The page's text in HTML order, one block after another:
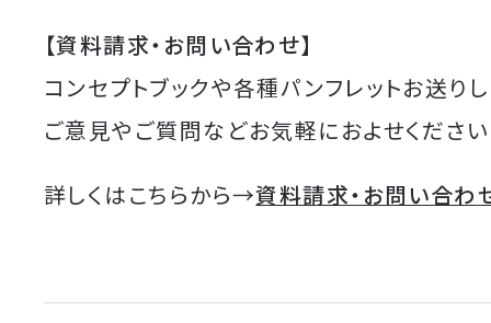
【資料請求・お問い合わせ】
コンセプトブックや各種パンフレットお送りし
ご意見やご質問などお気軽におよせください
詳しくはこちらから→資料請求・お問い合わ